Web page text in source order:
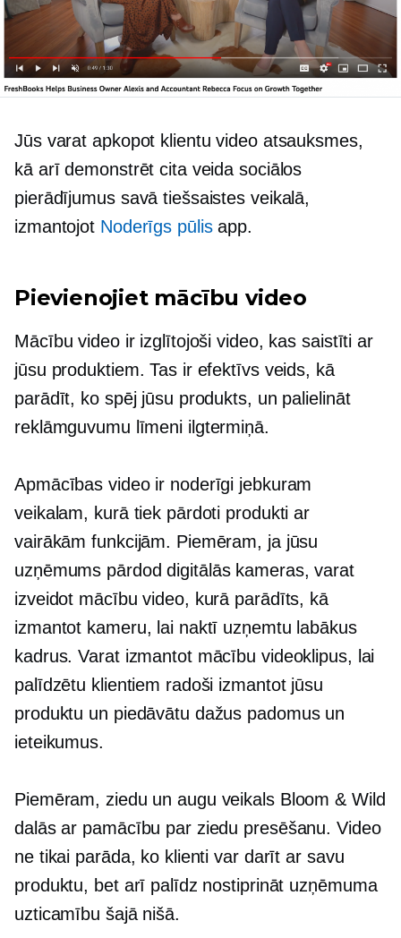
Jūs varat apkopot klientu video atsauksmes,
kā arī demonstrēt cita veida sociālos
pierādījumus savā tiešsaistes veikalā,
izmantojot Noderīgs pūlisapp.
Pievienojiet mācību video
Mācību video ir izglītojoši video, kas saistīti ar
jūsu produktiem. Tas ir efektīvs veids, kā
parādīt, ko spēj jūsu produkts, un palielināt
reklāmguvumu līmeni ilgtermiņā.
Apmācības video ir noderīgi jebkuram
veikalam, kurā tiek pārdoti produkti ar
vairākām funkcijām. Piemēram, ja jūsu
uzņēmums pārdod digitālās kameras, varat
izveidot mācību video, kurā parādīts, kā
izmantot kameru, lai naktī uzņemtu labākus
kadrus. Varat izmantot mācību videoklipus, lai
palīdzētu klientiem radoši izmantot jūsu
produktu un piedāvātu dažus padomus un
ieteikumus.
Piemēram, ziedu un augu veikals Bloom & Wild
dalās ar pamācību par ziedu presēšanu. Video
ne tikai parāda, ko klienti var darīt ar savu
produktu, bet arī palīdz nostiprināt uzņēmuma
uzticamību šajā nišā.